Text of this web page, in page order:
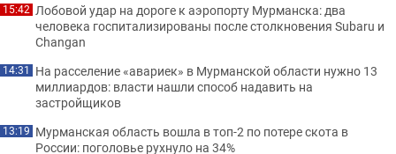
15:42 Лобовой удар на дороге к аэропорту Мурманска: два
человека госпитализированы после столкновения Subaru и
Changan
14:31 На расселение «авариек» в Мурманской области нужно 13
миллиардов: власти нашли способ надавить на
застройщиков
13:19 Мурманская область вошла в топ-2 по потере скота в
России: поголовье рухнуло на 34%